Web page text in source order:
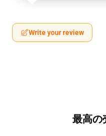
Write your review
最高の